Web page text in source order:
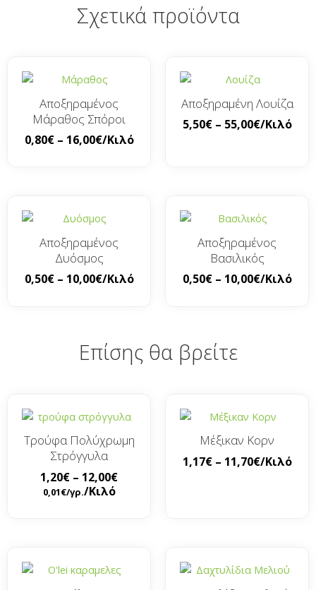
Σχετικά προϊόντα
Αποξηραμένος
Μάραθος Σπόροι
0,80€ – 16,00€/Κιλό
Αποξηραμένη Λουίζα
5,50€ – 55,00€/Κιλό
Αποξηραμένος
Δυόσμος
0,50€ – 10,00€/Κιλό
Αποξηραμένος
Βασιλικός
0,50€ – 10,00€/Κιλό
Επίσης θα βρείτε
Τρούφα Πολύχρωμη
Στρόγγυλα
1,20€ – 12,00€
0,01€/γρ./Κιλό
Μέξικαν Κορν
1,17€ – 11,70€/Κιλό